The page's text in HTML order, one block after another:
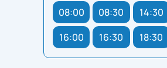
08:00 08:30 14:30
16:00
16:30 18:30